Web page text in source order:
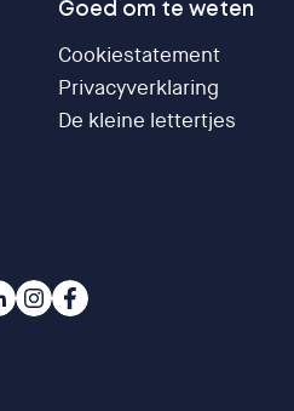
Goed om te weten
Cookiestatement
Privacyverklaring
De kleine lettertjes